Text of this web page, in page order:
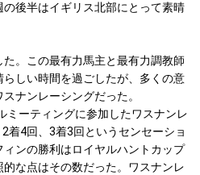
後半はイギリス北部にとって素晴
。この最有力馬主と最有力調教師
しい時間を過ごしたが、多くの意
ナンレーシングだった。
ーティングに参加したワスナンレ
着4回、3着3回というセンセーショ
ンの勝利はロイヤルハントカップ
な点はその数だった。ワスナンレ